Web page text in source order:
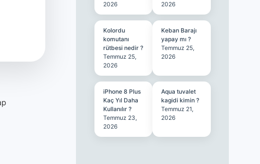
2026
2026
Kolordu
komutanı
rütbesi nedir ?
Temmuz 25,
2026
Keban Barajı
yapay mı ?
Temmuz 25,
2026
iPhone 8 Plus
Kaç Yıl Daha
Kullanılır ?
Temmuz 23,
2026
Aqua tuvalet
kagidi kimin ?
Temmuz 21,
2026